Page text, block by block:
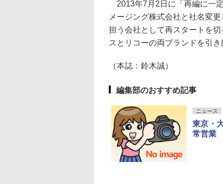
2013年7月2日に「再編に一
メージング株式会社と社名変
担う会社として再スタートを
スとリコーの両ブランドを引き
（本誌：鈴木誠）
編集部のおすすめ記事
ニュース
東京・
常営業